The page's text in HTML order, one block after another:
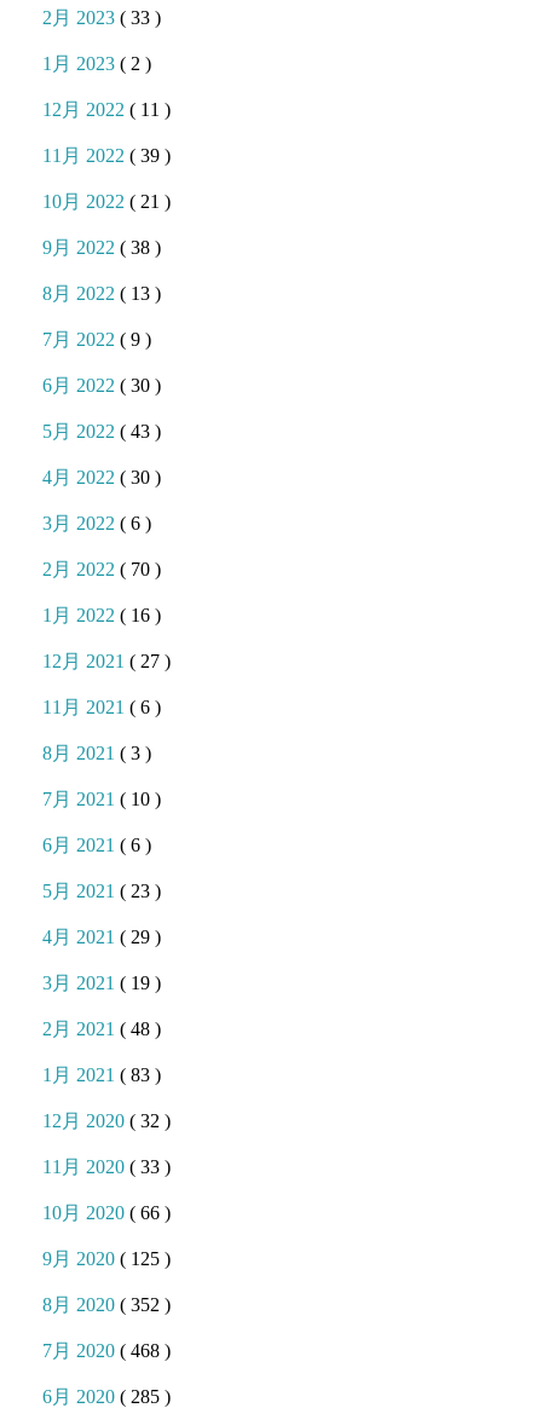
2月 2023( 33 )
1月 2023( 2 )
12月 2022( 11 )
11月 2022( 39 )
10月 2022( 21 )
9月 2022( 38 )
8月 2022( 13 )
7月 2022( 9 )
6月 2022( 30 )
5月 2022( 43 )
4月 2022( 30 )
3月 2022( 6 )
2月 2022( 70 )
1月 2022( 16 )
12月 2021( 27 )
11月 2021( 6 )
8月 2021( 3 )
7月 2021( 10 )
6月 2021( 6 )
5月 2021( 23 )
4月 2021( 29 )
3月 2021( 19 )
2月 2021( 48 )
1月 2021( 83 )
12月 2020( 32 )
11月 2020( 33 )
10月 2020( 66 )
9月 2020( 125 )
8月 2020( 352 )
7月 2020( 468 )
6月 2020( 285 )